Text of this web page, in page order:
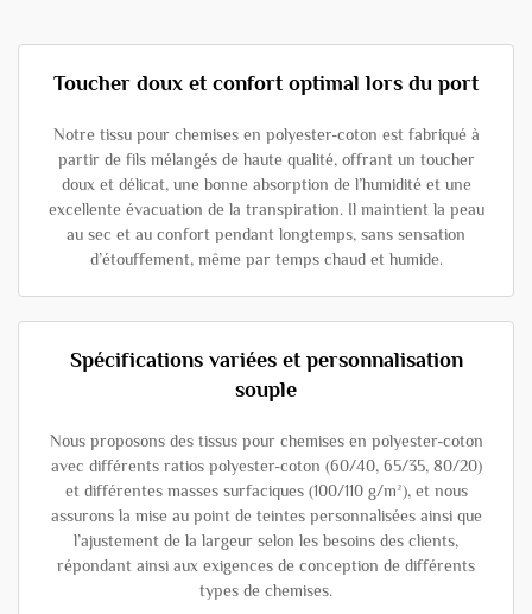
Toucher doux et confort optimal lors du port
Notre tissu pour chemises en polyester-coton est fabriqué à
partir de fils mélangés de haute qualité, offrant un toucher
doux et délicat, une bonne absorption de l’humidité et une
excellente évacuation de la transpiration. Il maintient la peau
au sec et au confort pendant longtemps, sans sensation
d’étouffement, même par temps chaud et humide.
Spécifications variées et personnalisation
souple
Nous proposons des tissus pour chemises en polyester-coton
avec différents ratios polyester-coton (60/40, 65/35, 80/20)
et différentes masses surfaciques (100/110 g/m²), et nous
assurons la mise au point de teintes personnalisées ainsi que
l’ajustement de la largeur selon les besoins des clients,
répondant ainsi aux exigences de conception de différents
types de chemises.